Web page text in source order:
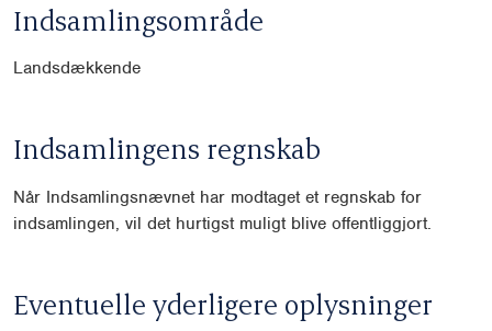
Indsamlingsområde
Landsdækkende
Indsamlingens regnskab
Når Indsamlingsnævnet har modtaget et regnskab for
indsamlingen, vil det hurtigst muligt blive offentliggjort.
Eventuelle yderligere oplysninger